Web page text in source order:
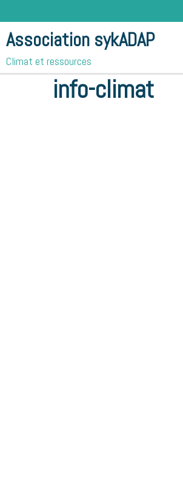
Association sykADAP
Climat et ressources
Accueil
info-climat